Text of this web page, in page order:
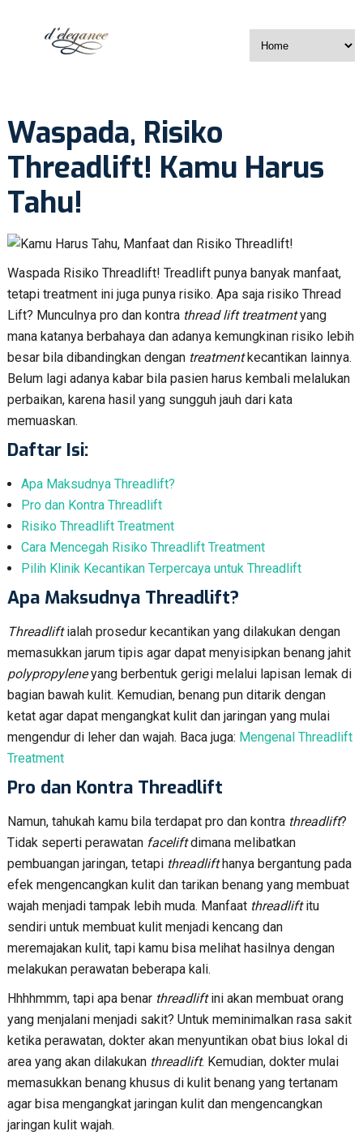
Waspada, Risiko
Threadlift! Kamu Harus
Tahu!
Waspada Risiko Threadlift! Treadlift punya banyak manfaat,
tetapi treatment ini juga punya risiko. Apa saja risiko Thread
Lift? Munculnya pro dan kontra thread lift treatmentyang
mana katanya berbahaya dan adanya kemungkinan risiko lebih
besar bila dibandingkan dengan treatmentkecantikan lainnya.
Belum lagi adanya kabar bila pasien harus kembali melalukan
perbaikan, karena hasil yang sungguh jauh dari kata
memuaskan.
Daftar Isi:
Apa Maksudnya Threadlift?
Pro dan Kontra Threadlift
Risiko Threadlift Treatment
Cara Mencegah Risiko Threadlift Treatment
Pilih Klinik Kecantikan Terpercaya untuk Threadlift
Apa Maksudnya Threadlift?
Threadliftialah prosedur kecantikan yang dilakukan dengan
memasukkan jarum tipis agar dapat menyisipkan benang jahit
polypropyleneyang berbentuk gerigi melalui lapisan lemak di
bagian bawah kulit. Kemudian, benang pun ditarik dengan
ketat agar dapat mengangkat kulit dan jaringan yang mulai
mengendur di leher dan wajah. Baca juga: Mengenal Threadlift
Treatment
Pro dan Kontra Threadlift
Namun, tahukah kamu bila terdapat pro dan kontra threadlift?
Tidak seperti perawatan faceliftdimana melibatkan
pembuangan jaringan, tetapi threadlifthanya bergantung pada
efek mengencangkan kulit dan tarikan benang yang membuat
wajah menjadi tampak lebih muda. Manfaat threadliftitu
sendiri untuk membuat kulit menjadi kencang dan
meremajakan kulit, tapi kamu bisa melihat hasilnya dengan
melakukan perawatan beberapa kali.
Hhhhmmm, tapi apa benar threadliftini akan membuat orang
yang menjalani menjadi sakit? Untuk meminimalkan rasa sakit
ketika perawatan, dokter akan menyuntikan obat bius lokal di
area yang akan dilakukan threadlift. Kemudian, dokter mulai
memasukkan benang khusus di kulit benang yang tertanam
agar bisa mengangkat jaringan kulit dan mengencangkan
jaringan kulit wajah.